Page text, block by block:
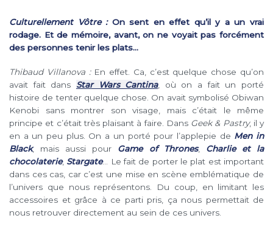
Culturellement Vôtre :On sent en effet qu’il y a un vrai
rodage. Et de mémoire, avant, on ne voyait pas forcément
des personnes tenir les plats…
Thibaud Villanova :En effet. Ca, c’est quelque chose qu’on
avait fait dans Star Wars Cantina, où on a fait un porté
histoire de tenter quelque chose. On avait symbolisé Obiwan
Kenobi sans montrer son visage, mais c’était le même
principe et c’était très plaisant à faire. Dans Geek & Pastry, il y
en a un peu plus. On a un porté pour l’applepie de Men in
Black, mais aussi pour Game of Thrones, Charlie et la
chocolaterie, Stargate… Le fait de porter le plat est important
dans ces cas, car c’est une mise en scène emblématique de
l’univers que nous représentons. Du coup, en limitant les
accessoires et grâce à ce parti pris, ça nous permettait de
nous retrouver directement au sein de ces univers.